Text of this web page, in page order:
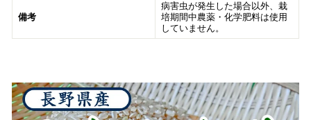
備考
病害虫が発生した場合以外、栽
培期間中農薬・化学肥料は使用
していません。